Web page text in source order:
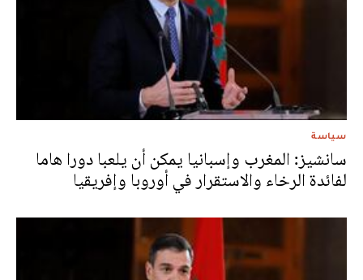
سياسة
سانشيز: المغرب وإسبانيا يمكن أن يلعبا دورا هاما
لفائدة الرخاء والاستقرار في أوروبا وإفريقيا